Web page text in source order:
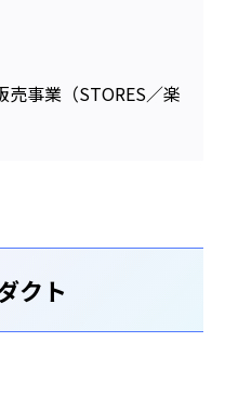
事業（STORES／楽
クト